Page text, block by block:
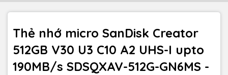
Thẻ nhớ micro SanDisk Creator
512GB V30 U3 C10 A2 UHS-I upto
190MB/s SDSQXAV-512G-GN6MS -
Loại thẻ MicroSDXC
Tốc độ ghi ~130MB/s
ĐTDĐ, MTB, Camera an ninh,